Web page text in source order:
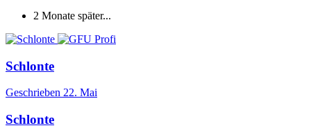
2 Monate später...
Schlonte
Geschrieben 22. Mai
Schlonte